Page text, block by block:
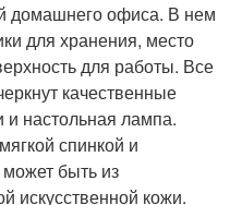
домашнего офиса. В нем
для хранения, место
для работы. Все
качественные
и настольная лампа.
спинкой и
быть из
искусственной кожи.